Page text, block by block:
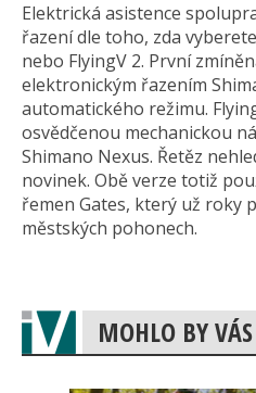
Elektrická asistence
řazení dle toho, zda
nebo FlyingV 2. První
elektronickým řazením
automatického režimu.
osvědčenou mechanickou
Shimano Nexus. Řetěz
novinek. Obě verze totiž
řemen Gates, který už roky
městských pohonech.
MOHLO BY